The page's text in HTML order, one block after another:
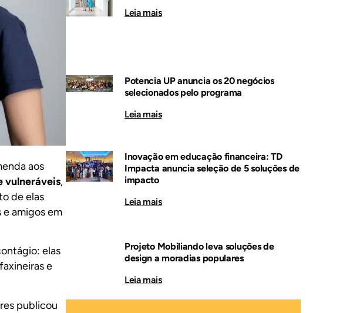
aos
vulneráveis,
de elas
amigos em
elas
e
publicou
Leia mais
Potencia UP anuncia os 20 negócios
selecionados pelo programa
Leia mais
Inovação em educação financeira: TD
Impacta anuncia seleção de 5 soluções de
impacto
Leia mais
Projeto Mobiliando leva soluções de
design a moradias populares
Leia mais